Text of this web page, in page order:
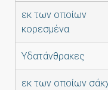
εκ των οποίων
κορεσμένα
Υδατάνθρακες
εκ των οποίων